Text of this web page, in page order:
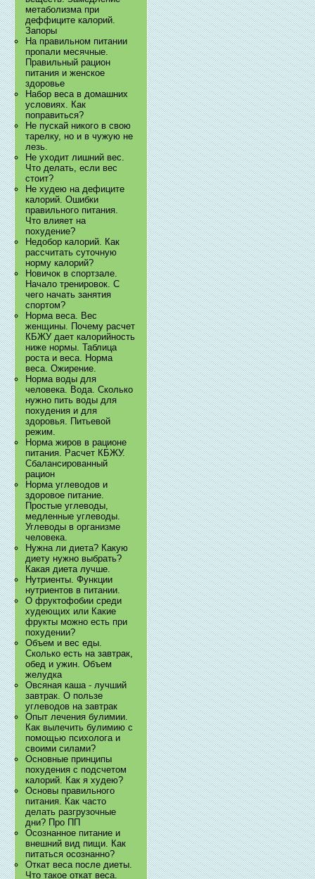
метаболизма при
деффиците калорий.
Запоры
На правильном питании
пропали месячные.
Правильный рацион
питания и женское
здоровье
Набор веса в домашних
условиях. Как
поправиться?
Не пускай никого в свою
тарелку, но и в чужую не
лезь.
Не уходит лишний вес.
Что делать, если вес
стоит?
Не худею на дефиците
калорий. Ошибки
правильного питания.
Что влияет на
похудение?
Недобор калорий. Как
рассчитать суточную
норму калорий?
Новичок в спортзале.
Начало тренировок. С
чего начать занятия
спортом?
Норма веса. Вес
женщины. Почему расчет
КБЖУ дает калорийность
ниже нормы. Таблица
роста и веса. Норма
веса. Ожирение.
Норма воды для
человека. Вода. Сколько
нужно пить воды для
похудения и для
здоровья. Питьевой
режим.
Норма жиров в рационе
питания. Расчет КБЖУ.
Сбалансированный
рацион
Норма углеводов и
здоровое питание.
Простые углеводы,
медленные углеводы.
Углеводы в организме
человека.
Нужна ли диета? Какую
диету нужно выбрать?
Какая диета лучше.
Нутриенты. Функции
нутриентов в питании.
О фруктофобии среди
худеющих или Какие
фрукты можно есть при
похудении?
Объем и вес еды.
Сколько есть на завтрак,
обед и ужин. Объем
желудка
Овсяная каша - лучший
завтрак. О пользе
углеводов на завтрак
Опыт лечения булимии.
Как вылечить булимию с
помощью психолога и
своими силами?
Основные принципы
похудения с подсчетом
калорий. Как я худею?
Основы правильного
питания. Как часто
делать разгрузочные
дни? Про ПП
Осознанное питание и
внешний вид пищи. Как
питаться осознанно?
Откат веса после диеты.
Что такое откат веса.